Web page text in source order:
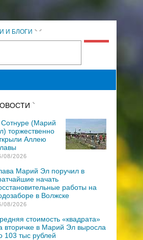
И БЛОГИ
(Марий
торжественно
Аллею
08/2026
Марий Эл поручил в
начать
работы на
в Волжске
08/2026
стоимость «квадрата»
вторичке в Марий Эл выросла
103 тыс рублей